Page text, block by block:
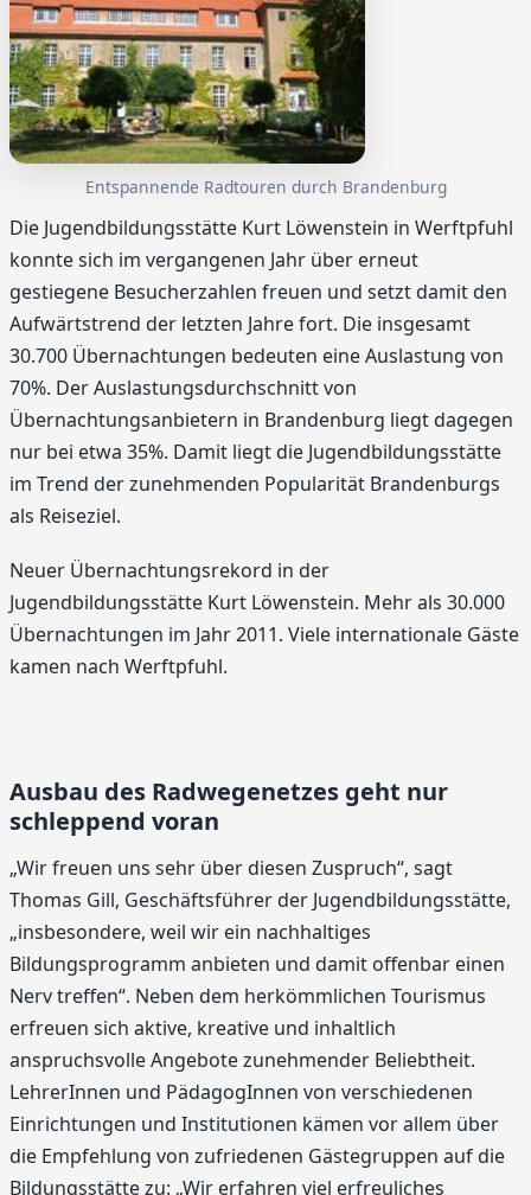
Entspannende Radtouren durch Brandenburg
Die Jugendbildungsstätte Kurt Löwenstein in Werftpfuhl
konnte sich im vergangenen Jahr über erneut
gestiegene Besucherzahlen freuen und setzt damit den
Aufwärtstrend der letzten Jahre fort. Die insgesamt
30.700 Übernachtungen bedeuten eine Auslastung von
70%. Der Auslastungsdurchschnitt von
Übernachtungsanbietern in Brandenburg liegt dagegen
nur bei etwa 35%. Damit liegt die Jugendbildungsstätte
im Trend der zunehmenden Popularität Brandenburgs
als Reiseziel.
Neuer Übernachtungsrekord in der
Jugendbildungsstätte Kurt Löwenstein. Mehr als 30.000
Übernachtungen im Jahr 2011. Viele internationale Gäste
kamen nach Werftpfuhl.
Ausbau des Radwegenetzes geht nur
schleppend voran
„Wir freuen uns sehr über diesen Zuspruch“, sagt
Thomas Gill, Geschäftsführer der Jugendbildungsstätte,
„insbesondere, weil wir ein nachhaltiges
Bildungsprogramm anbieten und damit offenbar einen
Nerv treffen“. Neben dem herkömmlichen Tourismus
erfreuen sich aktive, kreative und inhaltlich
anspruchsvolle Angebote zunehmender Beliebtheit.
LehrerInnen und PädagogInnen von verschiedenen
Einrichtungen und Institutionen kämen vor allem über
die Empfehlung von zufriedenen Gästegruppen auf die
Bildungsstätte zu: „Wir erfahren viel erfreuliches